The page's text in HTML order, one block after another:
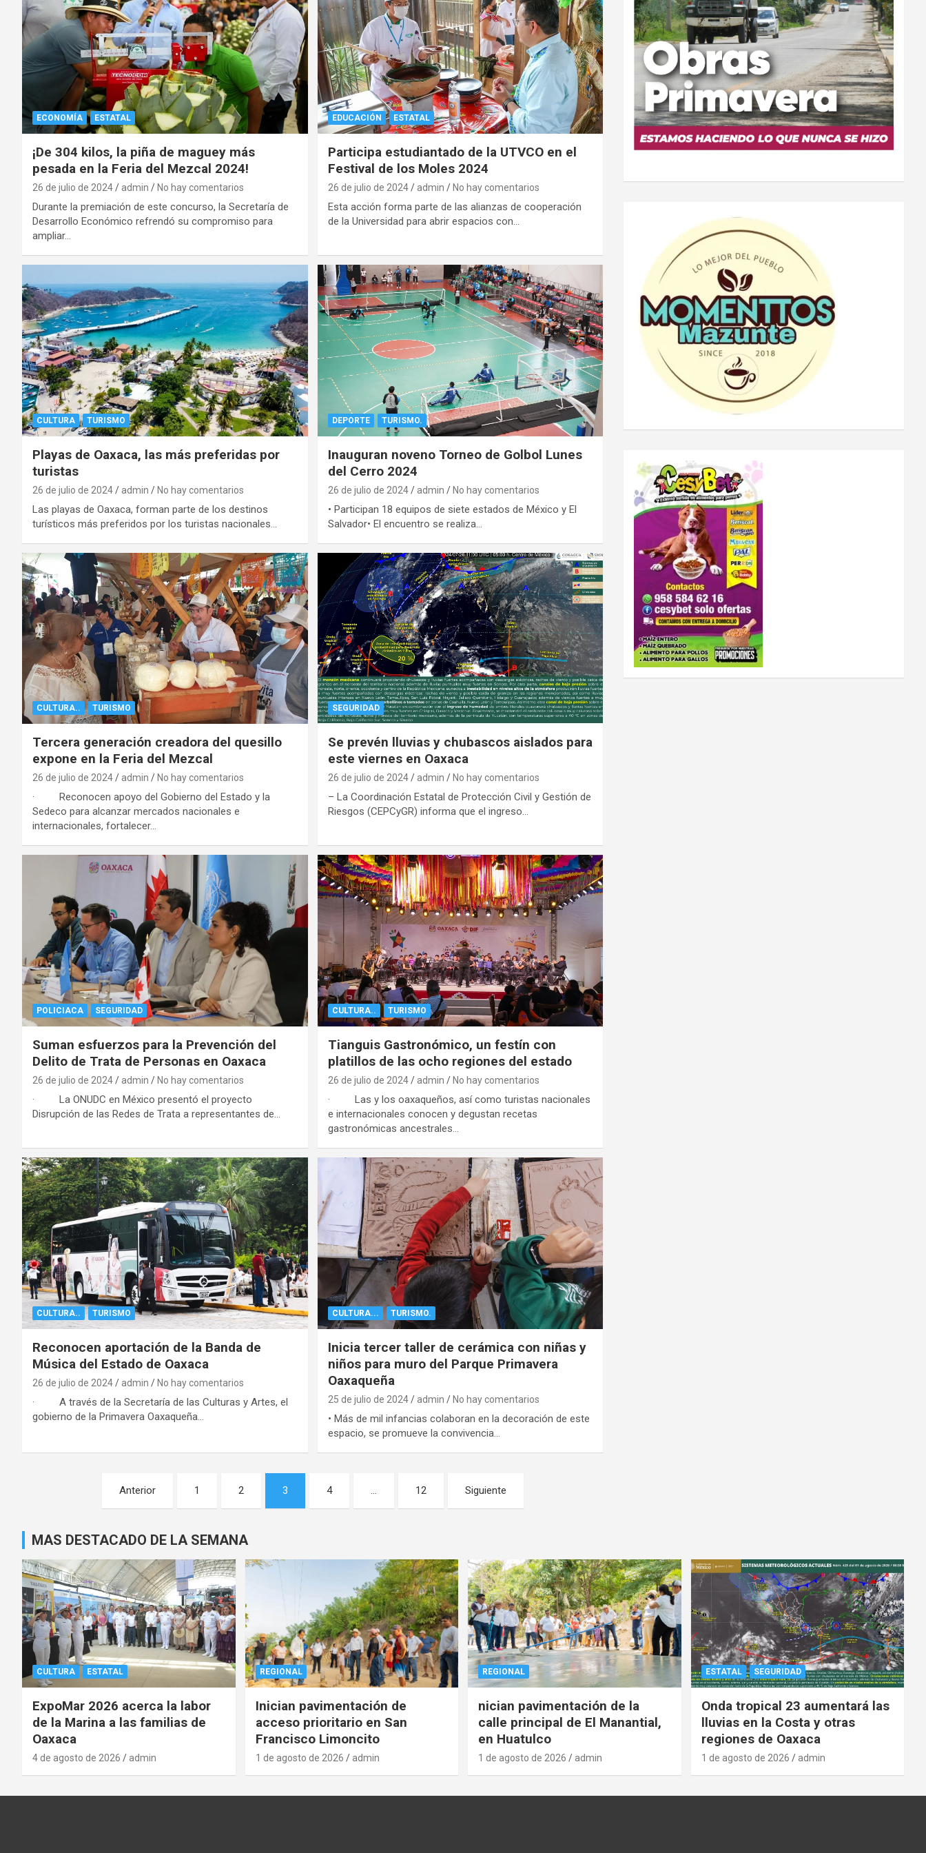
ECONOMÍA ESTATAL
¡De 304 kilos, la piña de maguey más
pesada en la Feria del Mezcal 2024!
26 de julio de 2024 admin No hay comentarios
Durante la premiación de este concurso, la Secretaría de
Desarrollo Económico refrendó su compromiso para
ampliar…
EDUCACIÓN ESTATAL
Participa estudiantado de la UTVCO en el
Festival de los Moles 2024
26 de julio de 2024 admin No hay comentarios
Esta acción forma parte de las alianzas de cooperación
de la Universidad para abrir espacios con…
CULTURA TURISMO
Playas de Oaxaca, las más preferidas por
turistas
26 de julio de 2024 admin No hay comentarios
Las playas de Oaxaca, forman parte de los destinos
turísticos más preferidos por los turistas nacionales…
DEPORTE TURISMO.
Inauguran noveno Torneo de Golbol Lunes
del Cerro 2024
26 de julio de 2024 admin No hay comentarios
• Participan 18 equipos de siete estados de México y El
Salvador• El encuentro se realiza…
CULTURA.. TURISMO
Tercera generación creadora del quesillo
expone en la Feria del Mezcal
26 de julio de 2024 admin No hay comentarios
· Reconocen apoyo del Gobierno del Estado y la
Sedeco para alcanzar mercados nacionales e
internacionales, fortalecer…
SEGURIDAD
Se prevén lluvias y chubascos aislados para
este viernes en Oaxaca
26 de julio de 2024 admin No hay comentarios
– La Coordinación Estatal de Protección Civil y Gestión de
Riesgos (CEPCyGR) informa que el ingreso…
POLICIACA SEGURIDAD
Suman esfuerzos para la Prevención del
Delito de Trata de Personas en Oaxaca
26 de julio de 2024 admin No hay comentarios
· La ONUDC en México presentó el proyecto
Disrupción de las Redes de Trata a representantes de…
CULTURA.. TURISMO
Tianguis Gastronómico, un festín con
platillos de las ocho regiones del estado
26 de julio de 2024 admin No hay comentarios
· Las y los oaxaqueños, así como turistas nacionales
e internacionales conocen y degustan recetas
gastronómicas ancestrales…
CULTURA.. TURISMO
Reconocen aportación de la Banda de
Música del Estado de Oaxaca
26 de julio de 2024 admin No hay comentarios
· A través de la Secretaría de las Culturas y Artes, el
gobierno de la Primavera Oaxaqueña…
CULTURA... TURISMO.
Inicia tercer taller de cerámica con niñas y
niños para muro del Parque Primavera
Oaxaqueña
25 de julio de 2024 admin No hay comentarios
• Más de mil infancias colaboran en la decoración de este
espacio, se promueve la convivencia…
Navegación
entradas
Anterior 1 2 3 4 … 12 Siguiente
MAS DESTACADO DE LA SEMANA
CULTURA ESTATAL
ExpoMar 2026 acerca la labor
de la Marina a las familias de
Oaxaca
4 de agosto de 2026 admin
REGIONAL
Inician pavimentación de
acceso prioritario en San
Francisco Limoncito
1 de agosto de 2026 admin
REGIONAL
nician pavimentación de la
calle principal de El Manantial,
en Huatulco
1 de agosto de 2026 admin
ESTATAL SEGURIDAD
Onda tropical 23 aumentará las
lluvias en la Costa y otras
regiones de Oaxaca
1 de agosto de 2026 admin